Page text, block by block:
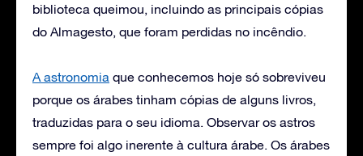
biblioteca queimou, incluindo as principais cópias
do Almagesto, que foram perdidas no incêndio.
A astronomia que conhecemos hoje só sobreviveu
porque os árabes tinham cópias de alguns livros,
traduzidas para o seu idioma. Observar os astros
sempre foi algo inerente à cultura árabe. Os árabes